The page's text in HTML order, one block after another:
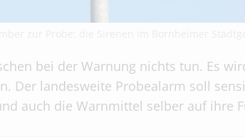
bei der Warnung nichts tun. Es
Der landesweite Probealarm soll
auch die Warnmittel selber auf ihre